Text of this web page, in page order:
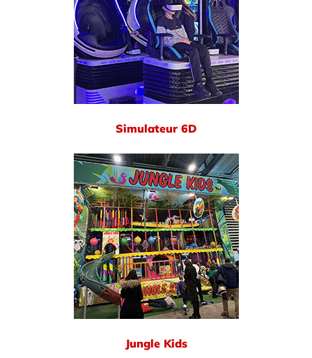
Simulateur 6D
Jungle Kids